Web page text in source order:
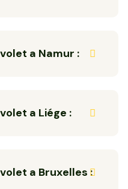
a Namur :
a Liége :
a Bruxelles :